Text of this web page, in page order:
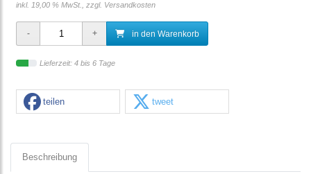
inkl. 19,00 % MwSt., zzgl. Versandkosten
in den Warenkorb
Lieferzeit: 4 bis 6 Tage
teilen tweet
Beschreibung